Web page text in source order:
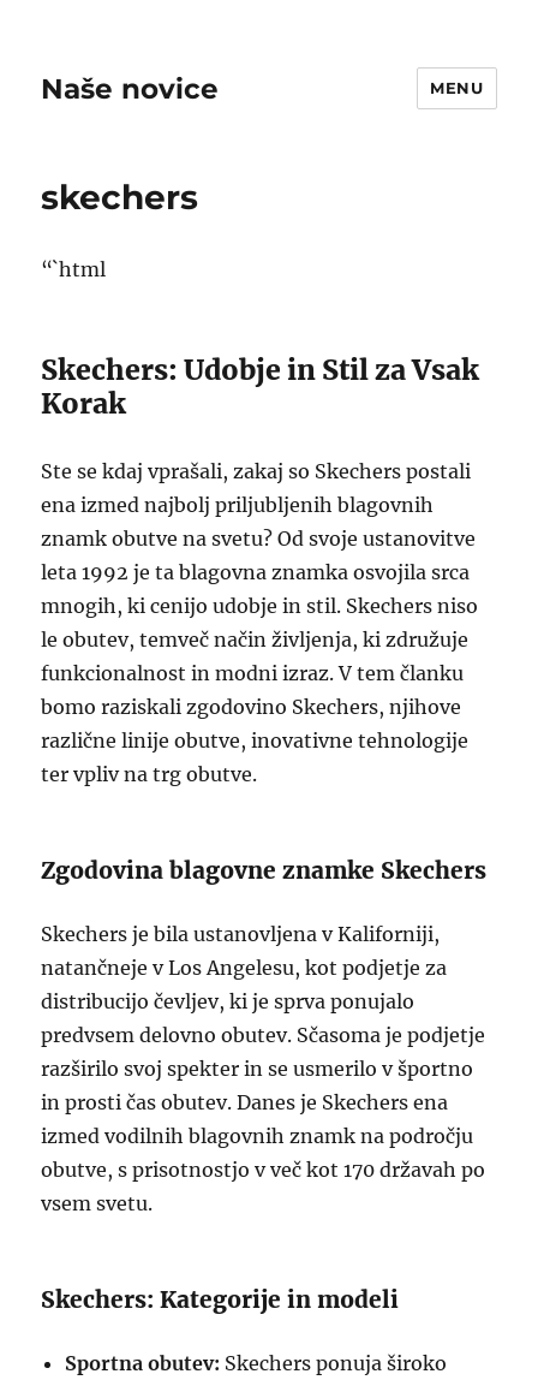
Naše novice MENU
skechers
“`html
Skechers: Udobje in Stil za Vsak
Korak
Ste se kdaj vprašali, zakaj so Skechers postali
ena izmed najbolj priljubljenih blagovnih
znamk obutve na svetu? Od svoje ustanovitve
leta 1992 je ta blagovna znamka osvojila srca
mnogih, ki cenijo udobje in stil. Skechers niso
le obutev, temveč način življenja, ki združuje
funkcionalnost in modni izraz. V tem članku
bomo raziskali zgodovino Skechers, njihove
različne linije obutve, inovativne tehnologije
ter vpliv na trg obutve.
Zgodovina blagovne znamke Skechers
Skechers je bila ustanovljena v Kaliforniji,
natančneje v Los Angelesu, kot podjetje za
distribucijo čevljev, ki je sprva ponujalo
predvsem delovno obutev. Sčasoma je podjetje
razširilo svoj spekter in se usmerilo v športno
in prosti čas obutev. Danes je Skechers ena
izmed vodilnih blagovnih znamk na področju
obutve, s prisotnostjo v več kot 170 državah po
vsem svetu.
Skechers: Kategorije in modeli
Sportna obutev: Skechers ponuja široko